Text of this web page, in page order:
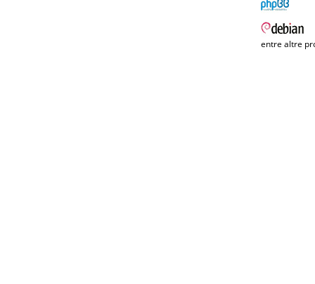
entre altre